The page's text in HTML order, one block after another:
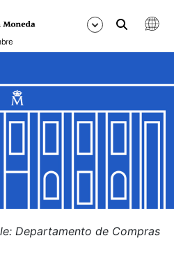
Departamento de Compras